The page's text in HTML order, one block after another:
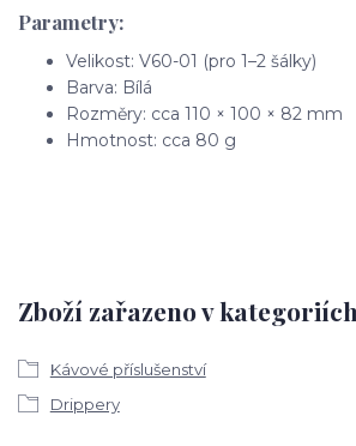
Parametry:
Velikost: V60-01 (pro 1–2 šálky)
Barva: Bílá
Rozměry: cca 110 × 100 × 82 mm
Hmotnost: cca 80 g
Zboží zařazeno v kategoriích
Kávové příslušenství
Drippery